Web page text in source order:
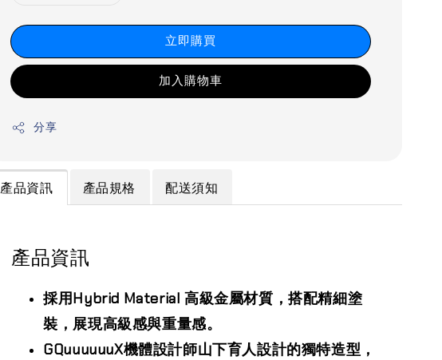
立即購買
加入購物車
分享
產品資訊 產品規格 配送須知
產品資訊
採用Hybrid Material 高級金屬材質，搭配精細塗
裝，展現高級感與重量感。
GQuuuuuuX機體設計師山下育人設計的獨特造型，